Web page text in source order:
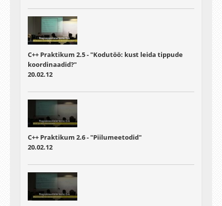
C++ Praktikum 2.5 - "Kodutöö: kust leida tippude
koordinaadid?"
20.02.12
C++ Praktikum 2.6 - "Piilumeetodid"
20.02.12